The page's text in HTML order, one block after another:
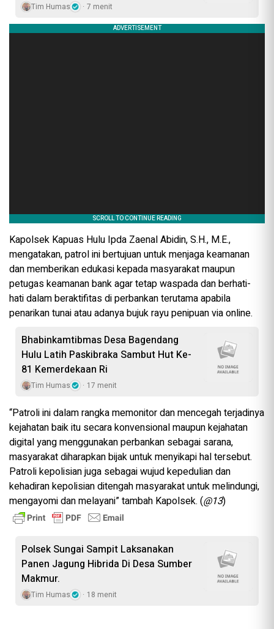
Tim Humas 7 menit
Kapolsek Kapuas Hulu Ipda Zaenal Abidin, S.H., M.E.,
mengatakan, patrol ini bertujuan untuk menjaga keamanan
dan memberikan edukasi kepada masyarakat maupun
petugas keamanan bank agar tetap waspada dan berhati-
hati dalam beraktifitas di perbankan terutama apabila
penarikan tunai atau adanya bujuk rayu penipuan via online.
Bhabinkamtibmas Desa Bagendang
Hulu Latih Paskibraka Sambut Hut Ke-
81 Kemerdekaan Ri
Tim Humas 17 menit
“Patroli ini dalam rangka memonitor dan mencegah terjadinya
kejahatan baik itu secara konvensional maupun kejahatan
digital yang menggunakan perbankan sebagai sarana,
masyarakat diharapkan bijak untuk menyikapi hal tersebut.
Patroli kepolisian juga sebagai wujud kepedulian dan
kehadiran kepolisian ditengah masyarakat untuk melindungi,
mengayomi dan melayani” tambah Kapolsek. (@13)
Polsek Sungai Sampit Laksanakan
Panen Jagung Hibrida Di Desa Sumber
Makmur.
Tim Humas 18 menit